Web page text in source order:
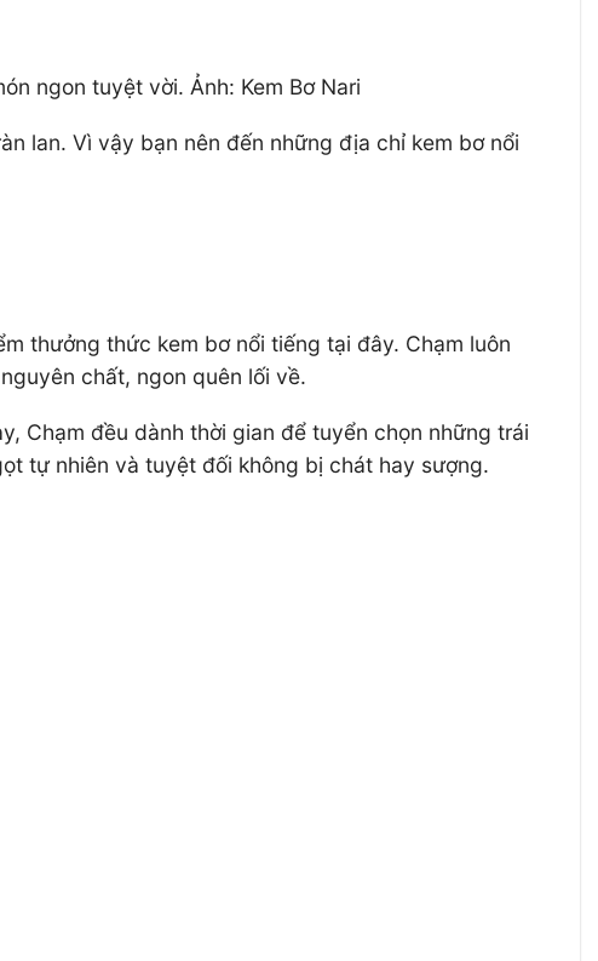
ngon tuyệt vời. Ảnh: Kem Bơ Nari
lan. Vì vậy bạn nên đến những địa chỉ kem bơ nổi
thưởng thức kem bơ nổi tiếng tại đây. Chạm luôn
chất, ngon quên lối về.
Chạm đều dành thời gian để tuyển chọn những trái
tự nhiên và tuyệt đối không bị chát hay sượng.